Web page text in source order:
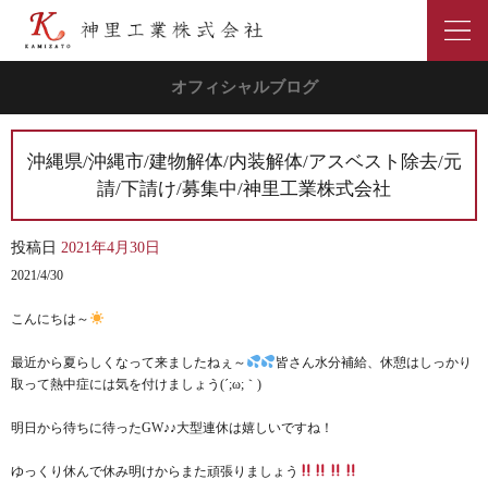
オフィシャルブログ
沖縄県/沖縄市/建物解体/内装解体/アスベスト除去/元
請/下請け/募集中/神里工業株式会社
投稿日 2021年4月30日
2021/4/30
こんにちは～
最近から夏らしくなって来ましたねぇ～
皆さん水分補給、休憩はしっかり
取って熱中症には気を付けましょう(´;ω;｀)
明日から待ちに待ったGW♪♪大型連休は嬉しいですね！
ゆっくり休んで休み明けからまた頑張りましょう